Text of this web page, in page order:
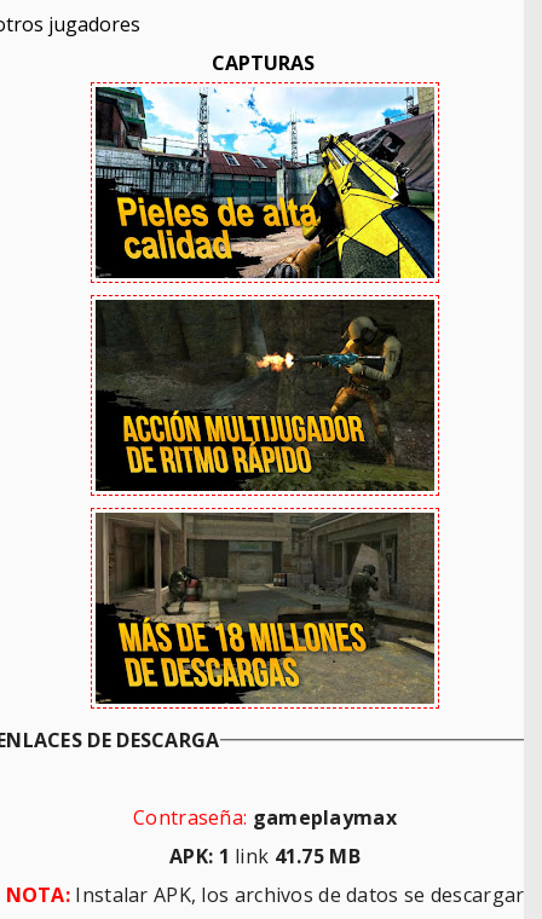
jugadores
CAPTURAS
DE DESCARGA
Contraseña: gameplaymax
APK: 1 link 41.75 MB
NOTA: Instalar APK, los archivos de datos se descargar